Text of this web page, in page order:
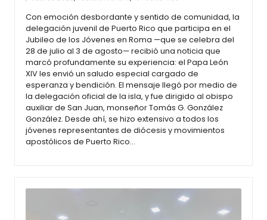
Con emoción desbordante y sentido de comunidad, la
delegación juvenil de Puerto Rico que participa en el
Jubileo de los Jóvenes en Roma —que se celebra del
28 de julio al 3 de agosto— recibió una noticia que
marcó profundamente su experiencia: el Papa León
XIV les envió un saludo especial cargado de
esperanza y bendición. El mensaje llegó por medio de
la delegación oficial de la isla, y fue dirigido al obispo
auxiliar de San Juan, monseñor Tomás G. González
González. Desde ahí, se hizo extensivo a todos los
jóvenes representantes de diócesis y movimientos
apostólicos de Puerto Rico…